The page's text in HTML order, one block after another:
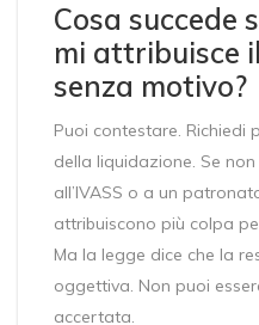
Cosa succede
mi attribuisce
senza motivo?
Puoi contestare. Richiedi
della liquidazione. Se
all’IVASS o a un
attribuiscono più colpa
Ma la legge dice che la
oggettiva. Non puoi
accertata.